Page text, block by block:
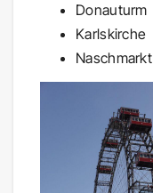
Donauturm
Karlskirche
Naschmarkt